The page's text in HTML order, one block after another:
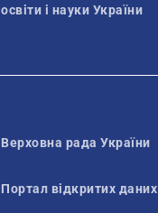
освіти і науки України
Верховна рада України
Портал відкритих даних